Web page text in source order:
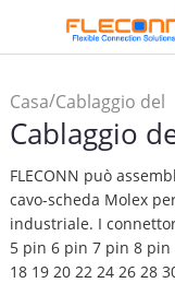
Casa/Cablaggio del
connettore Molex
Cablaggio
FLECONN può
cavo-scheda Molex
industriale. I
5 pin 6 pin 7 pin 8 pin
18 19 20 22 24 26 28